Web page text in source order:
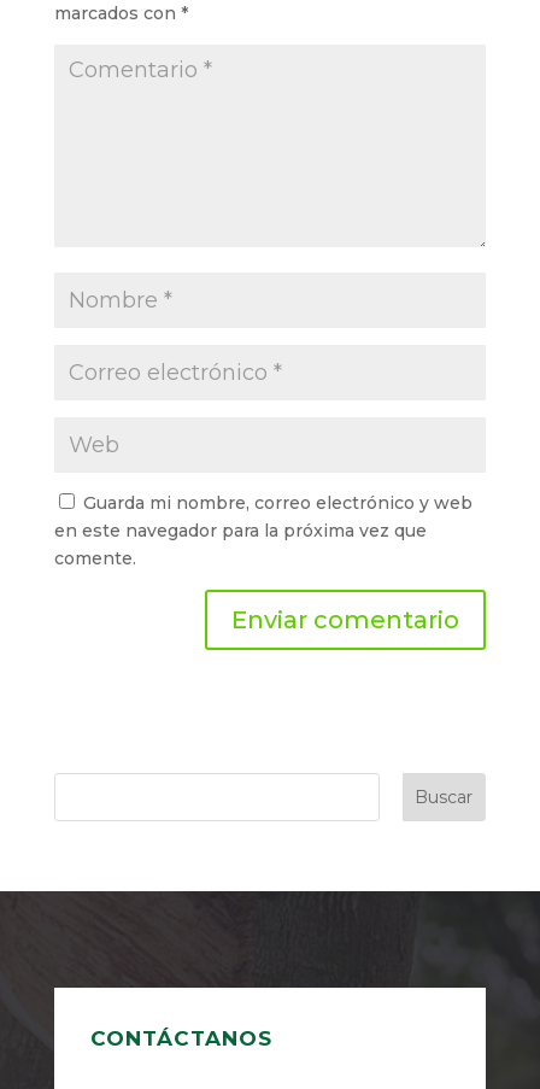
marcados con *
Guarda mi nombre, correo electrónico y web
en este navegador para la próxima vez que
comente.
Buscar
CONTÁCTANOS